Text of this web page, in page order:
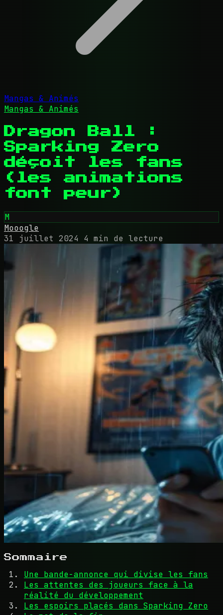
Mangas & Animés
Mangas & Animés
Dragon Ball :
Sparking Zero
déçoit les fans
(les animations
font peur)
M
Mooogle
31 juillet 2024
4 min de lecture
Sommaire
Une bande-annonce qui divise les fans
Les attentes des joueurs face à la
réalité du développement
Les espoirs placés dans Sparking Zero